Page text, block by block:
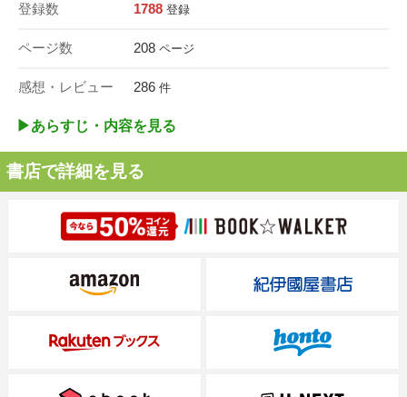
登録数 1788 登録
ページ数 208 ページ
感想・レビュー 286 件
▶︎あらすじ・内容を見る
書店で詳細を見る